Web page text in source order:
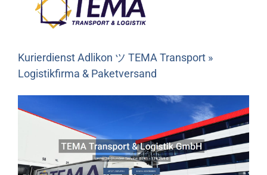
Kurierdienst Adlikon ツ TEMA Transport »
Logistikfirma & Paketversand